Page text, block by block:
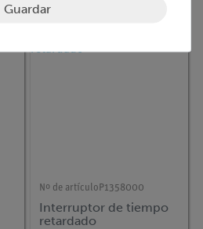
Nº de artículo P1358000
Interruptor de tiempo
retardado
Guardar